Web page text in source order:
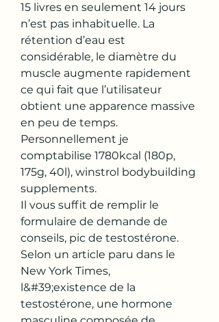
15 livres en seulement 14 jours
n’est pas inhabituelle. La
rétention d’eau est
considérable, le diamètre du
muscle augmente rapidement
ce qui fait que l’utilisateur
obtient une apparence massive
en peu de temps.
Personnellement je
comptabilise 1780kcal (180p,
175g, 40l), winstrol bodybuilding
supplements.
Il vous suffit de remplir le
formulaire de demande de
conseils, pic de testostérone.
Selon un article paru dans le
New York Times,
l&#39;existence de la
testostérone, une hormone